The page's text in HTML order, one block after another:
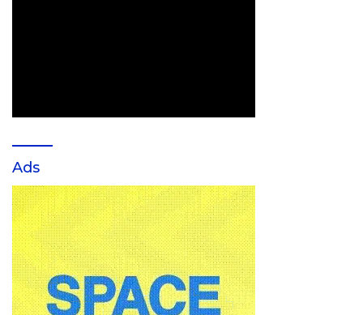
Ads